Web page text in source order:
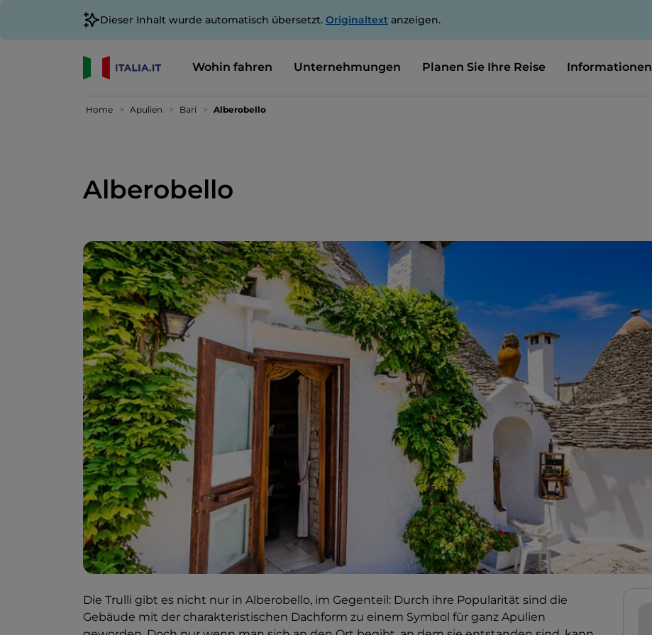
Dieser Inhalt wurde automatisch übersetzt. Originaltext anzeigen.
Wohin fahren Unternehmungen Planen Sie Ihre Reise Informationen
Home Apulien Bari Alberobello
Alberobello
Die Trulli gibt es nicht nur in Alberobello, im Gegenteil: Durch ihre Popularität sind die
Gebäude mit der charakteristischen Dachform zu einem Symbol für ganz Apulien